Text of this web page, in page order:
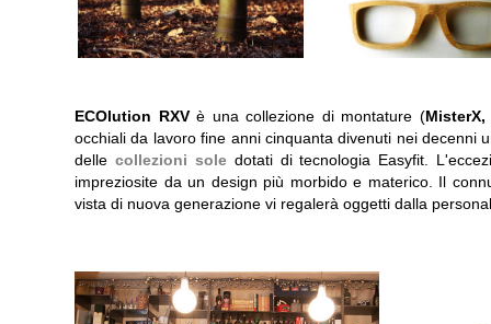
ECOlution RXVè una collezione di montature (
occhiali da lavoro fine anni cinquanta divenuti nei decenni
delle collezioni soledotati di tecnologia Easyfit.
impreziosite da un design più morbido e materico. Il
vista di nuova generazione vi regalerà oggetti dalla